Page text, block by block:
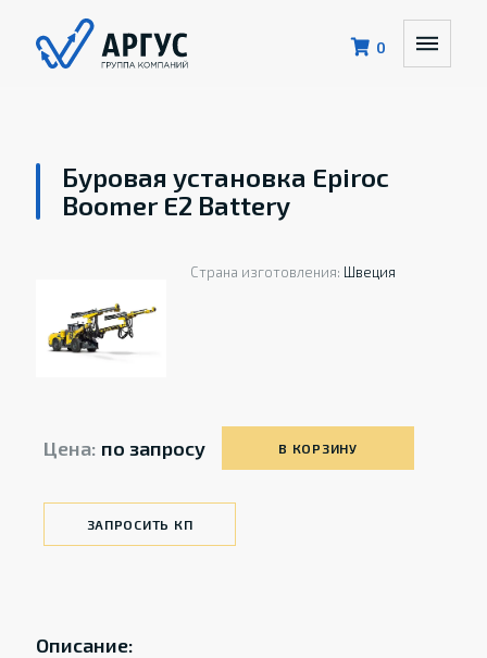
0
Буровая установка Epiroc
Boomer E2 Battery
Страна изготовления: Швеция
Цена: по запросу В КОРЗИНУ
ЗАПРОСИТЬ КП
Описание: